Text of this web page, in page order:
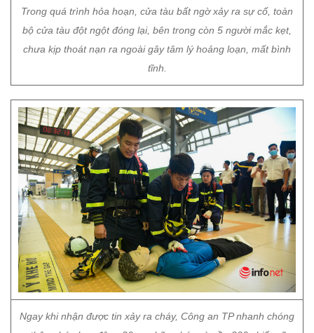
Trong quá trình hỏa hoạn, cửa tàu bất ngờ xảy ra sự cố, toàn
bộ cửa tàu đột ngột đóng lại, bên trong còn 5 người mắc kẹt,
chưa kịp thoát nạn ra ngoài gây tâm lý hoảng loạn, mất bình
tĩnh.
Ngay khi nhận được tin xảy ra cháy, Công an TP nhanh chóng